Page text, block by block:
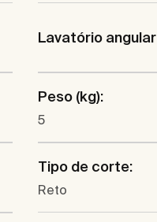
Lavatório angular
Peso (kg):
5
Tipo de corte:
Reto